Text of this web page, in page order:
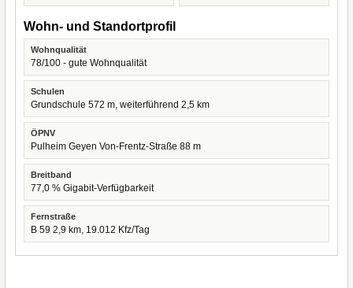
Wohn- und Standortprofil
Wohnqualität
78/100 - gute Wohnqualität
Schulen
Grundschule 572 m, weiterführend 2,5 km
ÖPNV
Pulheim Geyen Von-Frentz-Straße 88 m
Breitband
77,0 % Gigabit-Verfügbarkeit
Fernstraße
B 59 2,9 km, 19.012 Kfz/Tag